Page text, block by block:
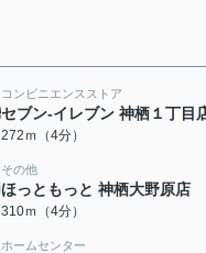
コンビニエンスストア
セブン‐イレブン 神栖１丁目
272ｍ（4分）
その他
ほっともっと 神栖大野原店
310ｍ（4分）
ホームセンター